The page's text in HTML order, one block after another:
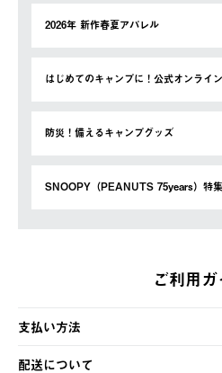
2026年 新作春夏アパレル
はじめてのキャンプに！公式オンライ
防災！備えるキャンプグッズ
SNOOPY（PEANUTS 75years）特集
ご利用
支払い方法
以下のいずれかの方法でお支払いい
配送について